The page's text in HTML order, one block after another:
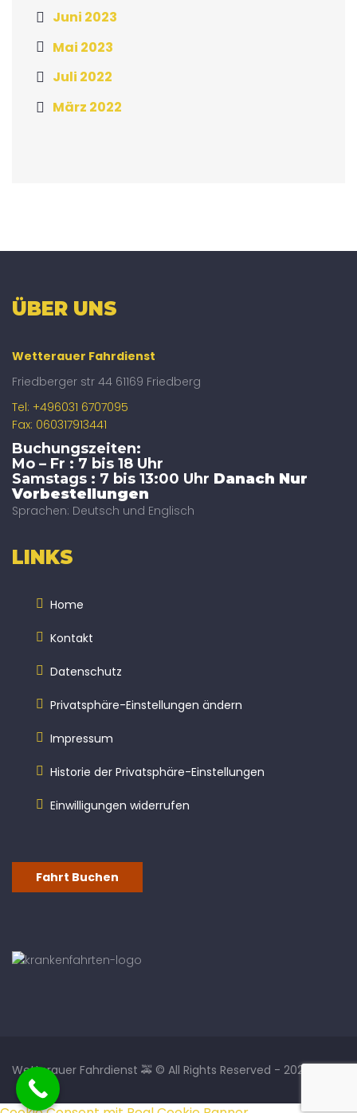
Juni 2023
Mai 2023
Juli 2022
März 2022
ÜBER UNS
Wetterauer Fahrdienst
Friedberger str 44 61169 Friedberg
Tel: +496031 6707095
Fax: 060317913441
Buchungszeiten:
Mo – Fr : 7 bis 18 Uhr
Samstags : 7 bis 13:00 Uhr Danach Nur
Vorbestellungen
Sprachen: Deutsch und Englisch
LINKS
Home
Kontakt
Datenschutz
Privatsphäre-Einstellungen ändern
Impressum
Historie der Privatsphäre-Einstellungen
Einwilligungen widerrufen
Fahrt Buchen
Wetterauer Fahrdienst 🚕 © All Rights Reserved - 2026